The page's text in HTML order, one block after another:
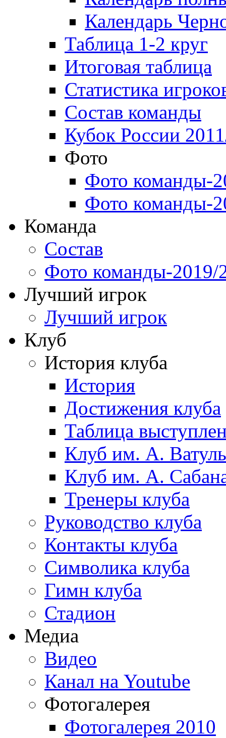
Календарь
Таблица 1-2 круг
Итоговая таблица
Статистика
Состав команды
Кубок России
Фото
Фото команды-
Фото команды-
Команда
Состав
Фото команды-2019/
Лучший игрок
Лучший игрок
Клуб
История клуба
История
Достижения клуба
Таблица
Клуб им. А.
Клуб им. А.
Тренеры клуба
Руководство клуба
Контакты клуба
Символика клуба
Гимн клуба
Стадион
Медиа
Видео
Канал на Youtube
Фотогалерея
Фотогалерея 2010